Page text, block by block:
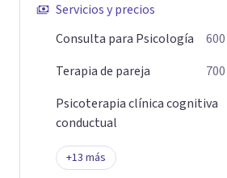
Servicios y precios
Consulta para Psicología
600
Terapia de pareja
700
Psicoterapia clínica cognitiva
conductual
+13 más